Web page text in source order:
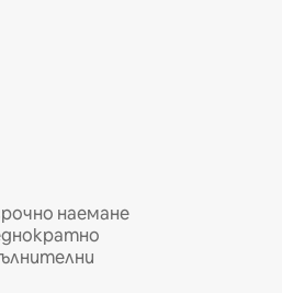
наемане